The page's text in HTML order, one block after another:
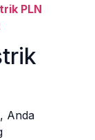
PLN
Anda